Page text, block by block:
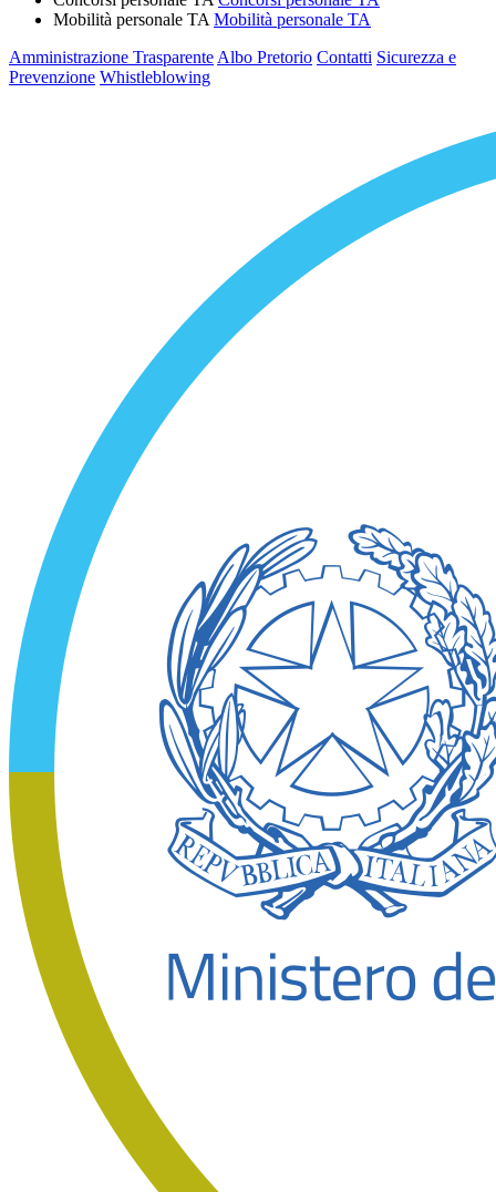
Mobilità personale TA Mobilità personale TA
Amministrazione Trasparente Albo Pretorio Contatti Sicurezza e
Prevenzione Whistleblowing